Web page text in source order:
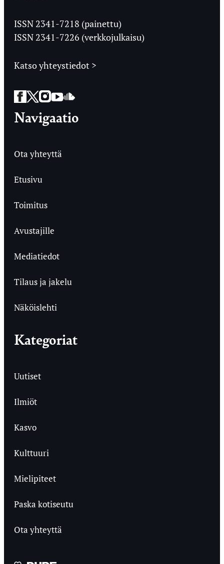
Ylioppilaslehti
ISSN 2341-7218 (painettu)
ISSN 2341-7226 (verkkojulkaisu)
Katso yhteystiedot >
Facebook
Twitter
Instagram
YouTube
SoundCloud
Navigaatio
Ota yhteyttä
Etusivu
Toimitus
Avustajille
Mediatiedot
Tilaus ja jakelu
Näköislehti
Kategoriat
Uutiset
Ilmiöt
Kasvo
Kulttuuri
Mielipiteet
Paska kotiseutu
Ota yhteyttä